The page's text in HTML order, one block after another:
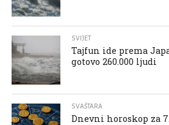
SVIJET
Tajfun ide prema
gotovo 260.000 ljudi
SVAŠTARA
Dnevni horoskop za